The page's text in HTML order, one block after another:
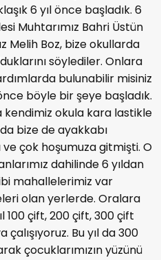
6 yıl önce başladık. 6
Muhtarımız Bahri Üstün
Melih Boz, bize okullarda
söylediler. Onlara
bulunabilir misiniz
böyle bir şeye başladık.
kendimiz okula kara lastikle
bize de ayakkabı
ve çok hoşumuza gitmişti. O
dahilinde 6 yıldan
mahallelerimiz var
olan yerlerde. Oralara
100 çift, 200 çift, 300 çift
Bu yıl da 300
çocuklarımızın yüzünü